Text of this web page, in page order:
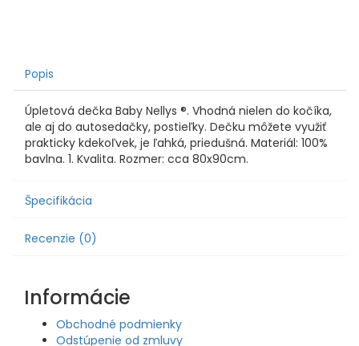
Popis
Úpletová dečka Baby Nellys ®. Vhodná nielen do kočíka,
ale aj do autosedačky, postieľky. Dečku môžete využiť
prakticky kdekoľvek, je ľahká, priedušná. Materiál: 100%
bavlna. 1. Kvalita. Rozmer: cca 80x90cm.
Špecifikácia
Recenzie (0)
Informácie
Obchodné podmienky
Odstúpenie od zmluvy